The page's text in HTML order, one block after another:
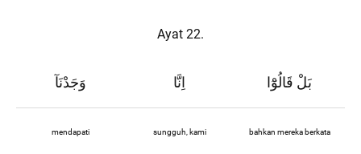
Ayat 22.
وَجَدْنَآ اِنَّا بَلْ قَالُوْٓا
mendapati sungguh, kami bahkan mereka berkata